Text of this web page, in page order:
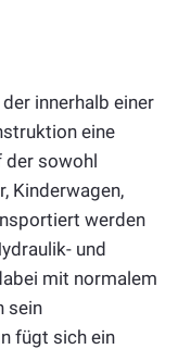
innerhalb einer
eine
der sowohl
Kinderwagen,
werden
und
mit normalem
sein
fügt sich ein